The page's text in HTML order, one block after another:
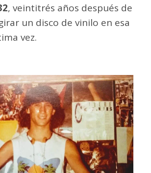
, veintitrés años después de
un disco de vinilo en esa
vez.